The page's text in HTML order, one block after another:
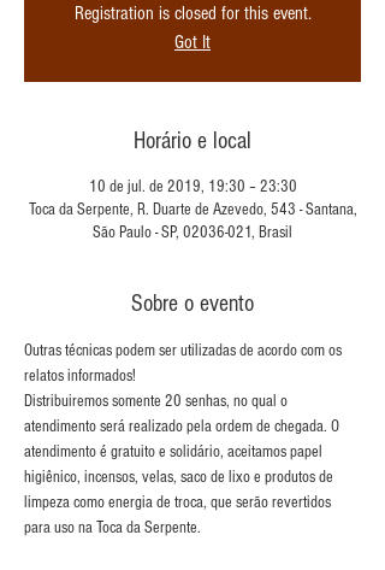
Registration is closed for this event.
Got It
Horário e local
10 de jul. de 2019, 19:30 – 23:30
Toca da Serpente, R. Duarte de Azevedo, 543 - Santana,
São Paulo - SP, 02036-021, Brasil
Sobre o evento
Outras técnicas podem ser utilizadas de acordo com os
Distribuiremos somente 20 senhas, no qual o
atendimento será realizado pela ordem de chegada. O
atendimento é gratuito e solidário, aceitamos papel
higiênico, incensos, velas, saco de lixo e produtos de
limpeza como energia de troca, que serão revertidos